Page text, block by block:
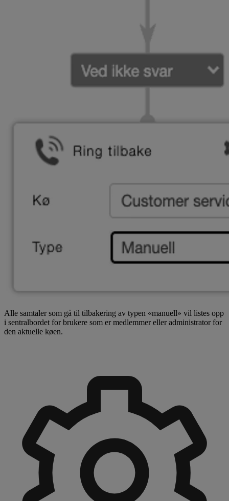
Alle samtaler som gå til tilbakering av typen «manuell» vil listes opp
i sentralbordet for brukere som er medlemmer eller administrator for
den aktuelle køen.